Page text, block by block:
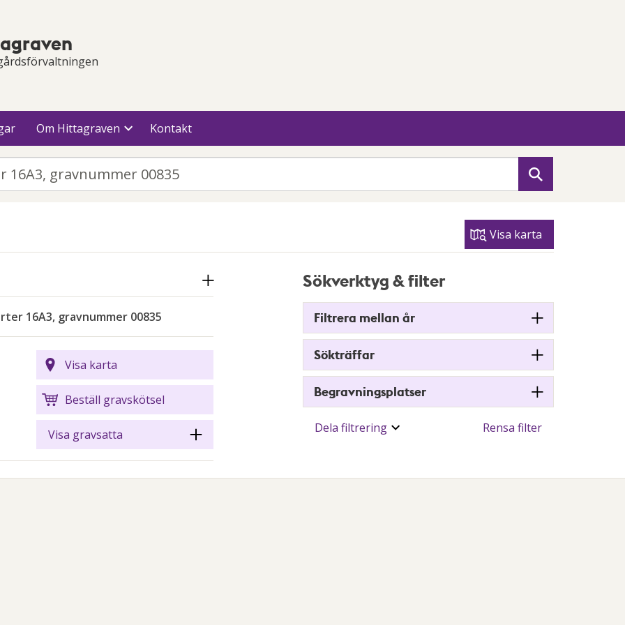
Om Hittagraven Kontakt
Sök
Visa karta
16A3, gravnummer 00835
Visa karta
Beställ gravskötsel
Visa gravsatta
Sökverktyg & filter
Filtrera mellan år
Sökträffar
Begravningsplatser
Dela filtrering Rensa filter